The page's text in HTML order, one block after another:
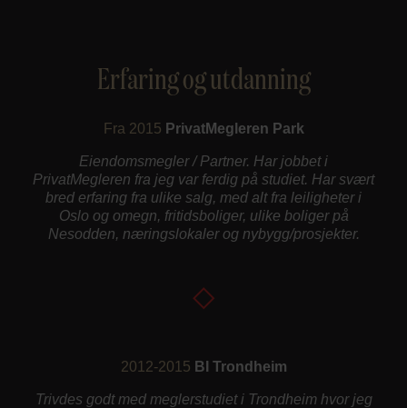
Erfaring og utdanning
Fra 2015 PrivatMegleren Park
Eiendomsmegler / Partner. Har jobbet i
PrivatMegleren fra jeg var ferdig på studiet. Har svært
bred erfaring fra ulike salg, med alt fra leiligheter i
Oslo og omegn, fritidsboliger, ulike boliger på
Nesodden, næringslokaler og nybygg/prosjekter.
2012-2015 BI Trondheim
Trivdes godt med meglerstudiet i Trondheim hvor jeg